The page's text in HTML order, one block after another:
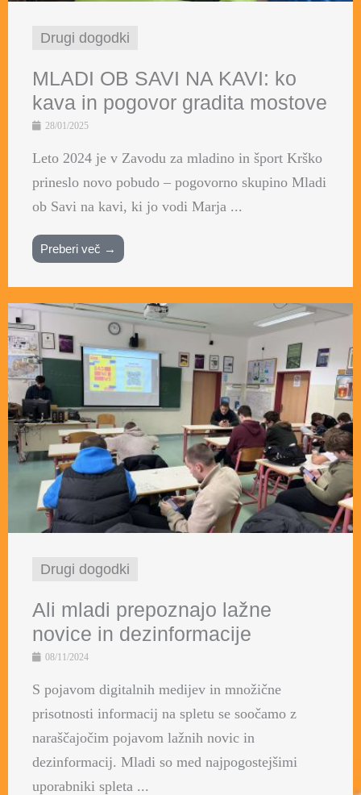
Drugi dogodki
MLADI OB SAVI NA KAVI: ko
kava in pogovor gradita mostove
28/01/2025
Leto 2024 je v Zavodu za mladino in šport Krško
prineslo novo pobudo – pogovorno skupino Mladi
ob Savi na kavi, ki jo vodi Marja ...
Preberi več →
Drugi dogodki
Ali mladi prepoznajo lažne
novice in dezinformacije
08/11/2024
S pojavom digitalnih medijev in množične
prisotnosti informacij na spletu se soočamo z
naraščajočim pojavom lažnih novic in
dezinformacij. Mladi so med najpogostejšimi
uporabniki spleta ...